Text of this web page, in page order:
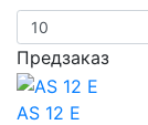
Предзаказ
AS 12 E